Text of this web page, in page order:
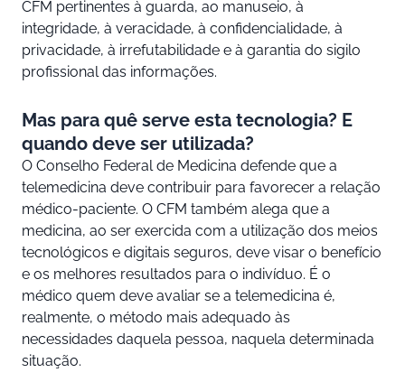
CFM pertinentes à guarda, ao manuseio, à
integridade, à veracidade, à confidencialidade, à
privacidade, à irrefutabilidade e à garantia do sigilo
profissional das informações.
Mas para quê serve esta tecnologia? E
quando deve ser utilizada?
O Conselho Federal de Medicina defende que a
telemedicina deve contribuir para favorecer a relação
médico-paciente. O CFM também alega que a
medicina, ao ser exercida com a utilização dos meios
tecnológicos e digitais seguros, deve visar o benefício
e os melhores resultados para o indivíduo. É o
médico quem deve avaliar se a telemedicina é,
realmente, o método mais adequado às
necessidades daquela pessoa, naquela determinada
situação.